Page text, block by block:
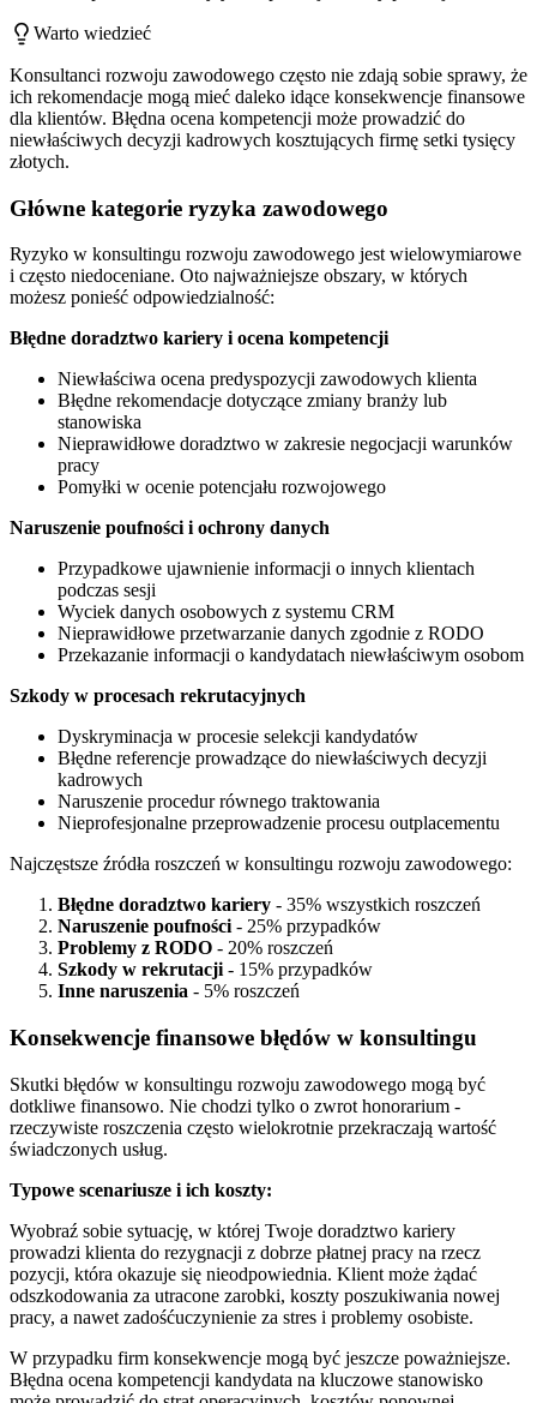
Warto wiedzieć
Konsultanci rozwoju zawodowego często nie zdają sobie sprawy, że
ich rekomendacje mogą mieć daleko idące konsekwencje finansowe
dla klientów. Błędna ocena kompetencji może prowadzić do
niewłaściwych decyzji kadrowych kosztujących firmę setki tysięcy
złotych.
Główne kategorie ryzyka zawodowego
Ryzyko w konsultingu rozwoju zawodowego jest wielowymiarowe
i często niedoceniane. Oto najważniejsze obszary, w których
możesz ponieść odpowiedzialność:
Błędne doradztwo kariery i ocena kompetencji
Niewłaściwa ocena predyspozycji zawodowych klienta
Błędne rekomendacje dotyczące zmiany branży lub
stanowiska
Nieprawidłowe doradztwo w zakresie negocjacji warunków
pracy
Pomyłki w ocenie potencjału rozwojowego
Naruszenie poufności i ochrony danych
Przypadkowe ujawnienie informacji o innych klientach
podczas sesji
Wyciek danych osobowych z systemu CRM
Nieprawidłowe przetwarzanie danych zgodnie z RODO
Przekazanie informacji o kandydatach niewłaściwym osobom
Szkody w procesach rekrutacyjnych
Dyskryminacja w procesie selekcji kandydatów
Błędne referencje prowadzące do niewłaściwych decyzji
kadrowych
Naruszenie procedur równego traktowania
Nieprofesjonalne przeprowadzenie procesu outplacementu
Najczęstsze źródła roszczeń w konsultingu rozwoju zawodowego:
Błędne doradztwo kariery - 35% wszystkich roszczeń
Naruszenie poufności - 25% przypadków
Problemy z RODO - 20% roszczeń
Szkody w rekrutacji - 15% przypadków
Inne naruszenia - 5% roszczeń
Konsekwencje finansowe błędów w konsultingu
Skutki błędów w konsultingu rozwoju zawodowego mogą być
dotkliwe finansowo. Nie chodzi tylko o zwrot honorarium -
rzeczywiste roszczenia często wielokrotnie przekraczają wartość
świadczonych usług.
Typowe scenariusze i ich koszty:
Wyobraź sobie sytuację, w której Twoje doradztwo kariery
prowadzi klienta do rezygnacji z dobrze płatnej pracy na rzecz
pozycji, która okazuje się nieodpowiednia. Klient może żądać
odszkodowania za utracone zarobki, koszty poszukiwania nowej
pracy, a nawet zadośćuczynienie za stres i problemy osobiste.
W przypadku firm konsekwencje mogą być jeszcze poważniejsze.
Błędna ocena kompetencji kandydata na kluczowe stanowisko